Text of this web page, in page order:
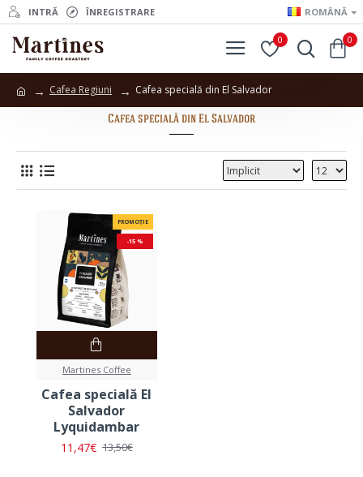
INTRĂ ÎNREGISTRARE ROMÂNĂ
0 0
Cafea Regiuni Cafea specială din El Salvador
Cafea specială din El Salvador
PROMOȚIE
-15 %
Martines Coffee
Cafea specială El
Salvador
Lyquidambar
11,47€ 13,50€